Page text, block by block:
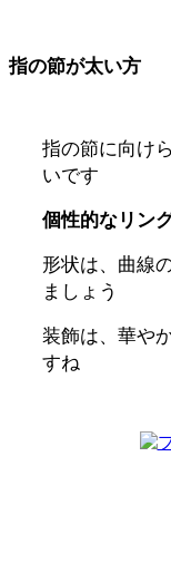
指の節が太い方
指の節に向け
いです
個性的なリン
形状は、曲線
ましょう
装飾は、華や
すね